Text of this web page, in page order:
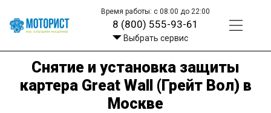
Время работы: с 08:00 до 22:00
8 (800) 555-93-61
Выбрать сервис
Снятие и установка защиты
картера Great Wall (Грейт Вол) в
Москве